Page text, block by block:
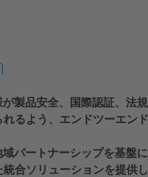
製品安全、国際認証、法
るよう、エンドツーエン
パートナーシップを基盤
合ソリューションを提供し